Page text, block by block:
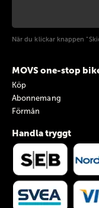
När du klickar knappen
MOVS one-stop
Köp
Abonnemang
Förmån
Handla tryggt